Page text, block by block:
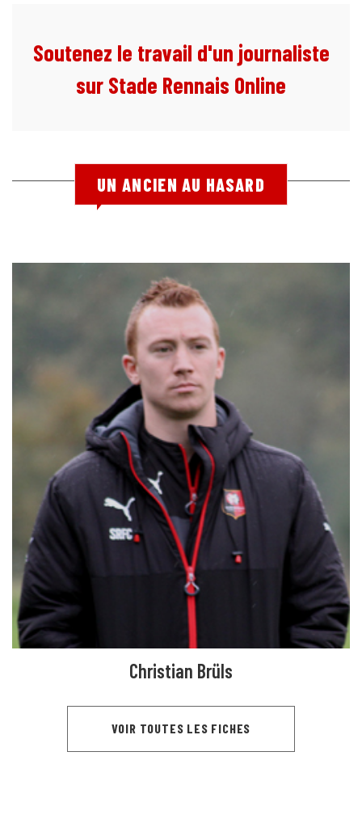
Soutenez le travail d'un journaliste
sur Stade Rennais Online
UN ANCIEN AU HASARD
Christian Brüls
VOIR TOUTES LES FICHES